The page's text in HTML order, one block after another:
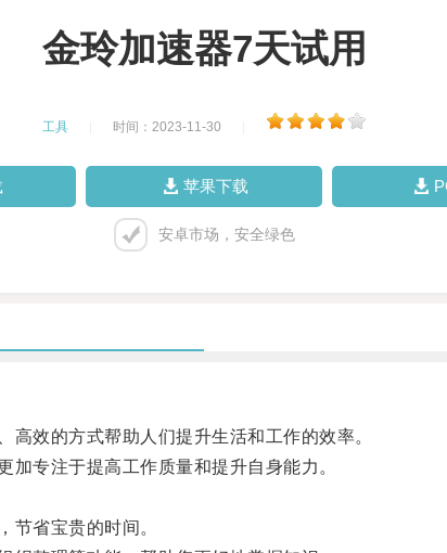
金玲加速器7天试用
工具 时间：2023-11-30
苹果下载
安卓市场，安全绿色
效的方式帮助人们提升生活和工作的效率。
专注于提高工作质量和提升自身能力。
省宝贵的时间。